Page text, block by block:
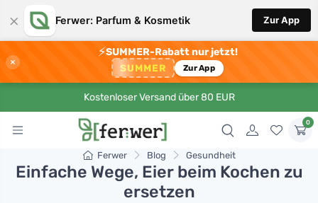
× Ferwer: Parfum & Kosmetik Zur App
×
⚡SUMMER-Rabatt nur jetzt!
SUMMER Zur App
Kostenloser Versand über 80 EUR
0
Ferwer Blog Gesundheit
Einfache Wege, Eier beim Kochen zu
ersetzen